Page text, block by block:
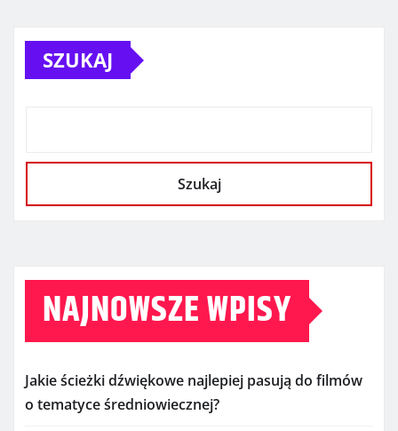
SZUKAJ
Szukaj
NAJNOWSZE WPISY
Jakie ścieżki dźwiękowe najlepiej pasują do filmów
o tematyce średniowiecznej?